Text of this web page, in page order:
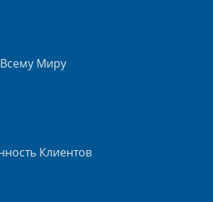
Миру
Клиентов